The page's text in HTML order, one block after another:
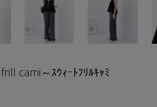
cami～ｽｳｨｰﾄﾌﾘﾙｷｬﾐ